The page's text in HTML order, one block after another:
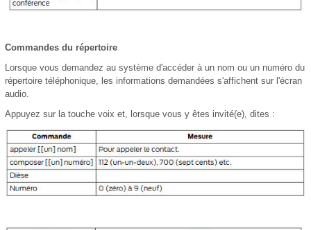
Commandes du répertoire
Lorsque vous demandez au système d'accéder à un nom ou un numéro du
répertoire téléphonique, les informations demandées s'affichent sur l'écran
audio.
Appuyez sur la touche voix et, lorsque vous y êtes invité(e), dites :